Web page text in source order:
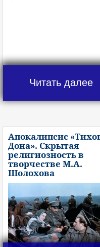
Читать далее
Апокалипсис
Дона». Скрытая
религиозность в
творчестве М.А.
Шолохова